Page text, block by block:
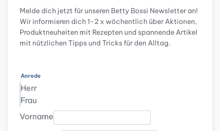
Melde dich jetzt für unseren Betty Bossi Newsletter an!
Wir informieren dich 1-2 x wöchentlich über Aktionen,
Produktneuheiten mit Rezepten und spannende Artikel
mit nützlichen Tipps und Tricks für den Alltag.
Anrede
Herr
Frau
Vorname